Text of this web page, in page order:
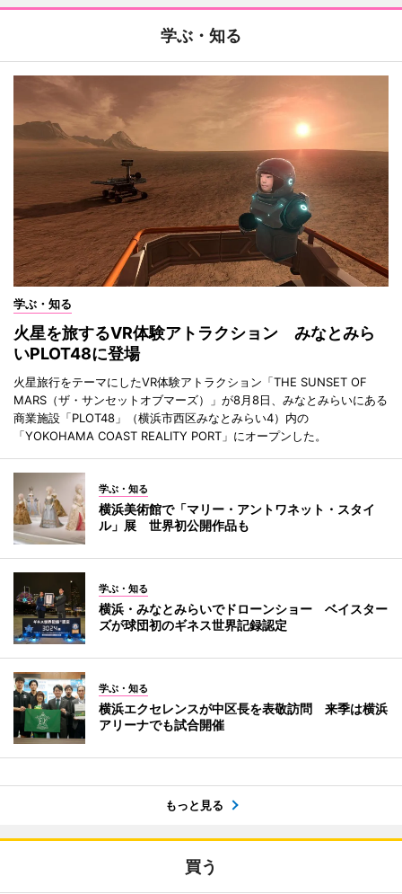
学ぶ・知る
学ぶ・知る
火星を旅するVR体験アトラクション みなとみら
いPLOT48に登場
火星旅行をテーマにしたVR体験アトラクション「THE SUNSET OF
MARS（ザ・サンセットオブマーズ）」が8月8日、みなとみらいにある
商業施設「PLOT48」（横浜市西区みなとみらい4）内の
「YOKOHAMA COAST REALITY PORT」にオープンした。
学ぶ・知る
横浜美術館で「マリー・アントワネット・スタイ
ル」展 世界初公開作品も
学ぶ・知る
横浜・みなとみらいでドローンショー ベイスター
ズが球団初のギネス世界記録認定
学ぶ・知る
横浜エクセレンスが中区長を表敬訪問 来季は横浜
アリーナでも試合開催
もっと見る
買う